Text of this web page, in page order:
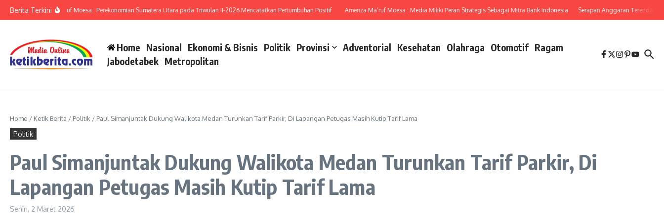
Berita Terkini
Ameriza Ma’ruf Moesa : Perekonomian Sumatera Utara pada Triwulan II-2026 Mencatatkan Pertumbuhan Positif Ameriza Ma’ruf Moesa : Media Miliki Peran Strategis Sebagai Mitra Bank Indonesia Serapan Anggaran Terendah,
Home Nasional Ekonomi & Bisnis Politik Provinsi Adventorial Kesehatan Olahraga Otomotif Ragam
Jabodetabek Metropolitan
Home / Ketik Berita / Politik / Paul Simanjuntak Dukung Walikota Medan Turunkan Tarif Parkir, Di Lapangan Petugas Masih Kutip Tarif Lama
Politik
Paul Simanjuntak Dukung Walikota Medan Turunkan Tarif Parkir, Di
Lapangan Petugas Masih Kutip Tarif Lama
Senin, 2 Maret 2026